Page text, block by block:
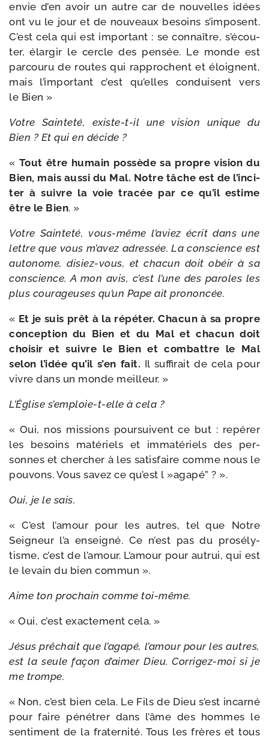
envie d’en avoir un autre car de nou­velles idées
ont vu le jour et de nou­veaux besoins s’im­posent.
C’est cela qui est impor­tant : se connaître, s’é­cou­
ter, élar­gir le cercle des pen­sée. Le monde est
par­cou­ru de routes qui rap­prochent et éloignent,
mais l’im­por­tant c’est qu’elles conduisent vers
le Bien »
Votre Sainteté, existe-​t-​il une vision unique du
Bien ? Et qui en décide ?
« Tout être humain pos­sède sa propre vision du
Bien, mais aus­si du Mal. Notre tâche est de l’in­ci­
ter à suivre la voie tra­cée par ce qu’il estime
être le Bien. »
Votre Sainteté, vous-​même l’a­viez écrit dans une
lettre que vous m’a­vez adres­sée. La conscience est
auto­nome, disiez-​vous, et cha­cun doit obéir à sa
conscience. A mon avis, c’est l’une des paroles les
plus cou­ra­geuses qu’un Pape ait prononcée.
« Et je suis prêt à la répé­ter. Chacun à sa propre
concep­tion du Bien et du Mal et cha­cun doit
choi­sir et suivre le Bien et com­battre le Mal
selon l’i­dée qu’il s’en fait. Il suf­fi­rait de cela pour
vivre dans un monde meilleur. »
L’Église s’emploie-t-elle à cela ?
« Oui, nos mis­sions pour­suivent ce but : repé­rer
les besoins maté­riels et imma­té­riels des per­
sonnes et cher­cher à les satis­faire comme nous le
pou­vons. Vous savez ce qu’est l »aga­pé” ? ».
Oui, je le sais.
« C’est l’a­mour pour les autres, tel que Notre
Seigneur l’a ensei­gné. Ce n’est pas du pro­sé­ly­
tisme, c’est de l’a­mour. L’amour pour autrui, qui est
le levain du bien commun ».
Aime ton pro­chain comme toi-même.
« Oui, c’est exac­te­ment cela. »
Jésus prê­chait que l’a­ga­pé, l’a­mour pour les autres,
est la seule façon d’ai­mer Dieu. Corrigez-​moi si je
me trompe.
« Non, c’est bien cela. Le Fils de Dieu s’est incar­né
pour faire péné­trer dans l’âme des hommes le
sen­ti­ment de la fra­ter­ni­té. Tous les frères et tous